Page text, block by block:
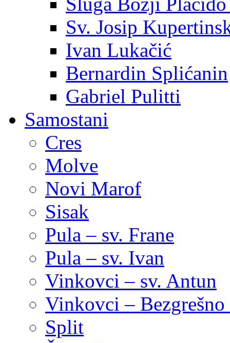
Sv. Josip
Ivan Lukačić
Bernardin Splićanin
Gabriel Pulitti
Samostani
Cres
Molve
Novi Marof
Sisak
Pula – sv. Frane
Pula – sv. Ivan
Vinkovci – sv. Antun
Vinkovci –
Split